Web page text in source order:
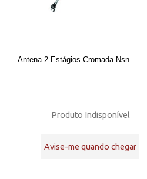
Antena 2 Estágios Cromada Nsn
Produto Indisponível
Avise-me quando chegar